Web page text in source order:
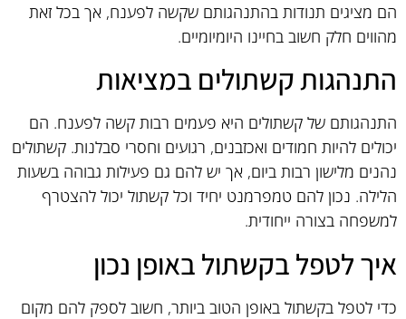
הם מציגים תנודות בהתנהגותם שקשה לפענח, אך בכל זאת
מהווים חלק חשוב בחיינו היומיומיים.
התנהגות קשתולים במציאות
התנהגותם של קשתולים היא פעמים רבות קשה לפענח. הם
יכולים להיות חמודים ואכזבנים, רגועים וחסרי סבלנות. קשתולים
נהנים מלישון רבות ביום, אך יש להם גם פעילות גבוהה בשעות
הלילה. נכון להם טמפרמנט יחיד וכל קשתול יכול להצטרף
למשפחה בצורה ייחודית.
איך לטפל בקשתול באופן נכון
כדי לטפל בקשתול באופן הטוב ביותר, חשוב לספק להם מקום